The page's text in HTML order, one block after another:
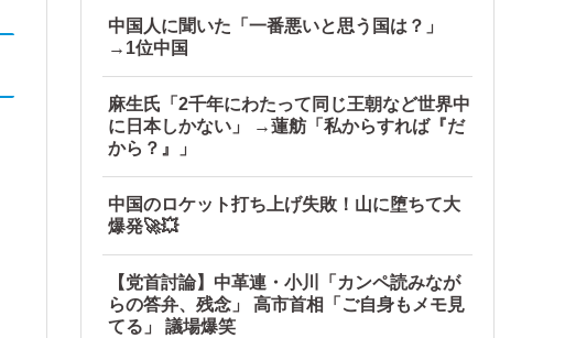
中国人に聞いた「一番悪いと思う国は？」
→1位中国
麻生氏「2千年にわたって同じ王朝など世界中
に日本しかない」 →蓮舫「私からすれば『だ
から？』」
中国のロケット打ち上げ失敗！山に堕ちて大
爆発🚀💥
【党首討論】中革連・小川「カンペ読みなが
らの答弁、残念」 高市首相「ご自身もメモ見
てる」 議場爆笑